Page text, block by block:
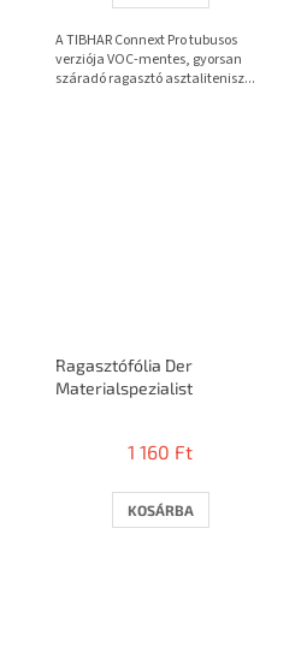
A TIBHAR Connext Pro tubusos
verziója VOC-mentes, gyorsan
száradó ragasztó asztalitenisz...
Ragasztófólia Der
Materialspezialist
1 160 Ft
KOSÁRBA